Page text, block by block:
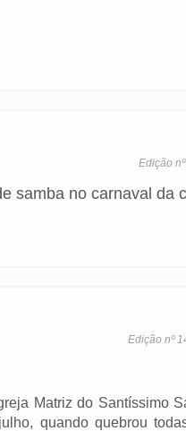
Edição
samba no carnaval da
Edição nº
Matriz do Santíssimo
quando quebrou